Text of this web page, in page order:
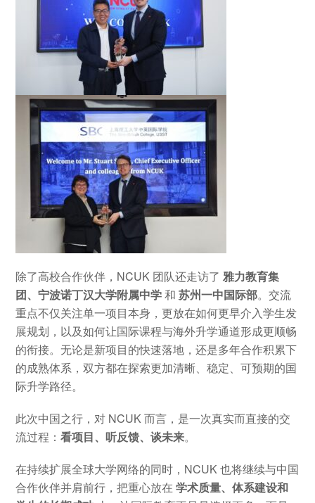
除了高校合作伙伴，NCUK 团队还走访了雅力教育集
团、宁波诺丁汉大学附属中学和苏州一中国际部。交流
重点不仅关注单一项目本身，更放在如何更早介入学生发
展规划，以及如何让国际课程与海外升学通道形成更顺畅
的衔接。无论是新项目的快速落地，还是多年合作积累下
的成熟体系，双方都在探索更加清晰、稳定、可预期的国
际升学路径。
此次中国之行，对 NCUK 而言，是一次真实而直接的交
流过程：看项目、听反馈、谈未来。
在持续扩展全球大学网络的同时，NCUK 也将继续与中国
合作伙伴并肩前行，把重心放在学术质量、体系建设和